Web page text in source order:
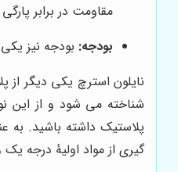
مقاومت در برابر
بودجه: بودجه نیز
نایلون استرچ یکی دیگر از
شناخته می شود و از این
پلاستیک داشته باشید. به
گیری از مواد اولیۀ درجه